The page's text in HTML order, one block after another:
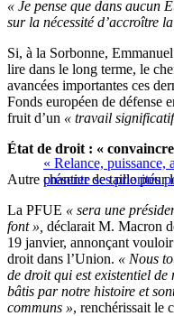
« Je pense que dans aucun
sur la nécessité d’accroître
Si, à la Sorbonne,
lire dans le long terme, le
avancées importantes ces
Fonds européen de défense
fruit d’un « travail significatif
« Relance, puissance,
présente ses priorités
État de droit : «
Autre chantier de taille pour
La PFUE « sera une
font », déclarait M. Macron
19 janvier, annonçant
droit dans l’Union. « Nous
de droit qui est existentiel
bâtis par notre histoire et
communs », renchérissait le